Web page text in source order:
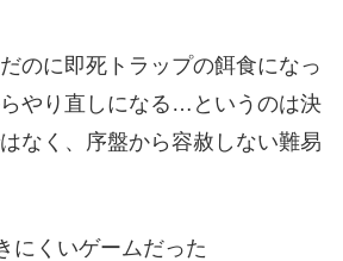
のに即死トラップの餌食になっ
やり直しになる…というのは決
なく、序盤から容赦しない難易
にくいゲームだった